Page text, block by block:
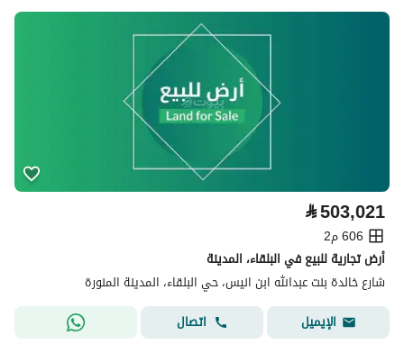
⃁503,021
606 م2
أرض تجارية للبيع في البلقاء، المدينة
شارع خالدة بنت عبدالله ابن انيس، حي البلقاء، المدينة المنورة
الإيميل
اتصال